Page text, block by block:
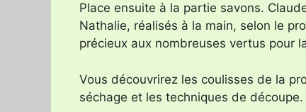
Place ensuite à la partie savons.
Nathalie, réalisés à la main, selon le
précieux aux nombreuses vertus pour
Vous découvrirez les coulisses de la
séchage et les techniques de découpe.